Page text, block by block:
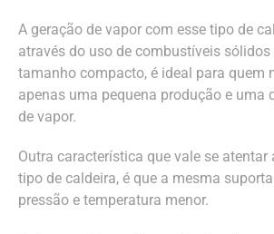
A geração de vapor com esse tipo de
através do uso de combustíveis sólidos
tamanho compacto, é ideal para quem
apenas uma pequena produção e uma
de vapor.
Outra característica que vale se atentar
tipo de caldeira, é que a mesma
pressão e temperatura menor.